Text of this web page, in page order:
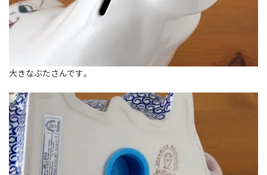
大きなぶたさんです。